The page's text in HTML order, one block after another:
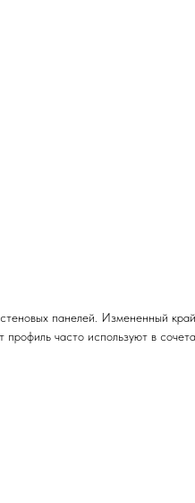
панелей. Измененный край
профиль часто используют в